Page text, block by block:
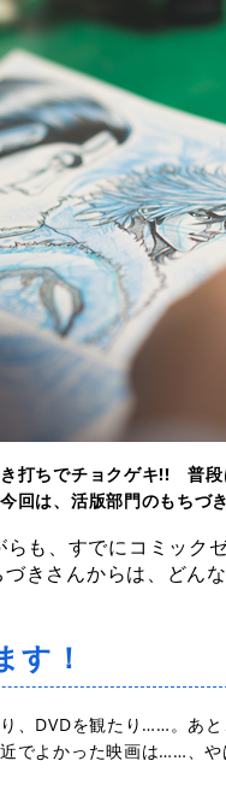
打ちでチョクゲキ!! 普
回は、活版部門のもちづ
も、すでにコミック
づきさんからは、ど
す！
、DVDを観たり……。あ
でよかった映画は……、